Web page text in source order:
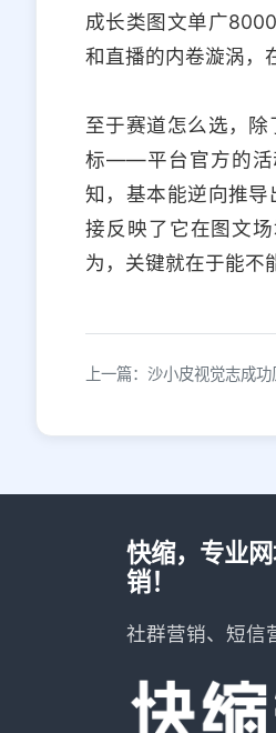
成长类图文单广
和直播的内卷漩涡，
至于赛道怎么选，
标——平台官方的活
知，基本能逆向推
接反映了它在图文
为，关键就在于能不
上一篇：沙小皮视觉志成
快缩，专业
销！
社群营销、短信